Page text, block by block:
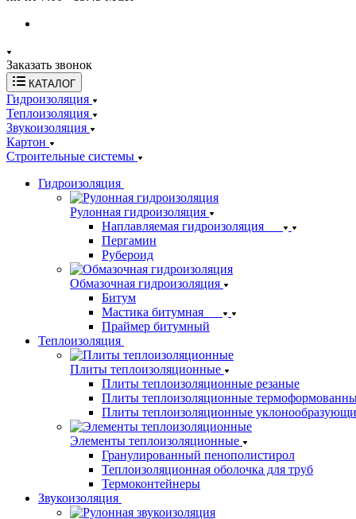
Заказать звонок
КАТАЛОГ
Гидроизоляция
Теплоизоляция
Звукоизоляция
Картон
Строительные системы
Гидроизоляция
Рулонная гидроизоляция
Наплавляемая гидроизоляция
Пергамин
Рубероид
Обмазочная гидроизоляция
Битум
Мастика битумная
Праймер битумный
Теплоизоляция
Плиты теплоизоляционные
Плиты теплоизоляционные резаные
Плиты теплоизоляционные
Плиты теплоизоляционные
Элементы теплоизоляционные
Гранулированный пенополистирол
Теплоизоляционная оболочка для труб
Термоконтейнеры
Звукоизоляция